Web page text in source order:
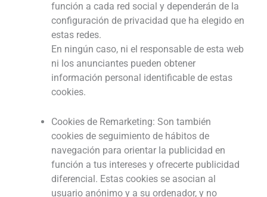
función a cada red social y dependerán de la
configuración de privacidad que ha elegido en
estas redes.
En ningún caso, ni el responsable de esta web
ni los anunciantes pueden obtener
información personal identificable de estas
cookies.
Cookies de Remarketing: Son también
cookies de seguimiento de hábitos de
navegación para orientar la publicidad en
función a tus intereses y ofrecerte publicidad
diferencial. Estas cookies se asocian al
usuario anónimo y a su ordenador, y no